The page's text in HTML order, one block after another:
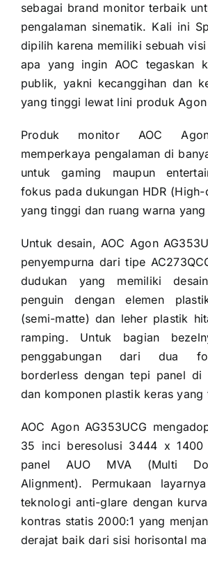
sebagai brand monitor terbaik
pengalaman sinematik. Kali ini
dipilih karena memiliki sebuah
apa yang ingin AOC tegaskan
publik, yakni kecanggihan dan
yang tinggi lewat lini produk Agon
Produk monitor AOC Agon
memperkaya pengalaman di
untuk gaming maupun
fokus pada dukungan HDR
yang tinggi dan ruang warna
Untuk desain, AOC Agon
penyempurna dari tipe
dudukan yang memiliki
penguin dengan elemen
(semi-matte) dan leher plastik
ramping. Untuk bagian
penggabungan dari dua
borderless dengan tepi panel di
dan komponen plastik keras yang
AOC Agon AG353UCG
35 inci beresolusi 3444 x
panel AUO MVA (Multi
Alignment). Permukaan
teknologi anti-glare dengan
kontras statis 2000:1 yang
derajat baik dari sisi horisontal